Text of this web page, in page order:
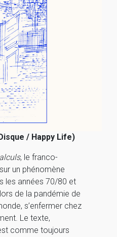
/ Happy Life)
, le franco-
un phénomène
les années 70/80 et
de la pandémie de
s’enfermer chez
Le texte,
comme toujours